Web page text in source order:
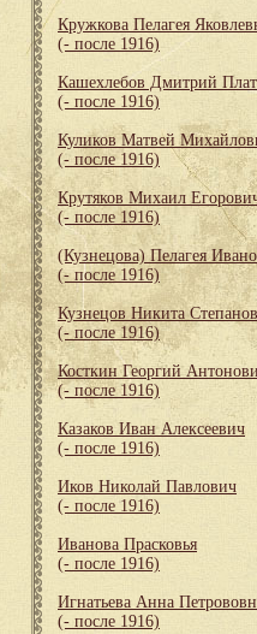
Кружкова Пелагея
(- после 1916)
Кашехлебов Дмитрий
(- после 1916)
Куликов Матвей
(- после 1916)
Крутяков Михаил
(- после 1916)
(Кузнецова) Пелагея
(- после 1916)
Кузнецов Никита
(- после 1916)
Косткин Георгий
(- после 1916)
Казаков Иван Алексеевич
(- после 1916)
Иков Николай Павлович
(- после 1916)
Иванова Прасковья
(- после 1916)
Игнатьева Анна
(- после 1916)